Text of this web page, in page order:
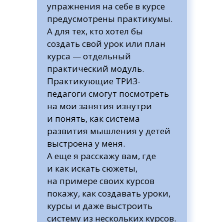
упражнения на себе в курсе
предусмотрены практикумы.
А для тех, кто хотел бы
создать свой урок или план
курса — отдельный
практический модуль.
Практикующие ТРИЗ-
педагоги смогут посмотреть
на мои занятия изнутри
и понять, как система
развития мышления у детей
выстроена у меня.
А еще я расскажу вам, где
и как искать сюжеты,
на примере своих курсов
покажу, как создавать уроки,
курсы и даже выстроить
систему из нескольких курсов.